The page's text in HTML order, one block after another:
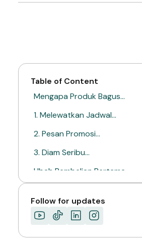
Table of Content
Mengapa Produk Bagus…
1. Melewatkan Jadwal…
2. Pesan Promosi…
3. Diam Seribu…
Ubah Pembelian Pertama…
Pembelian Pertama Membuka…
TENTANG MIMIN
Follow for updates